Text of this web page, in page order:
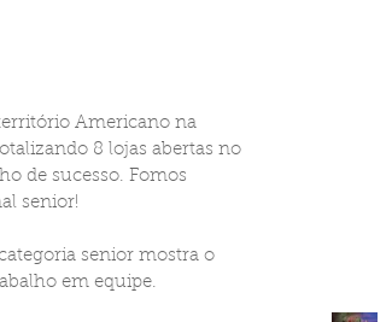
Americano na
8 lojas abertas no
de sucesso. Fomos
senior!
senior mostra o
em equipe.